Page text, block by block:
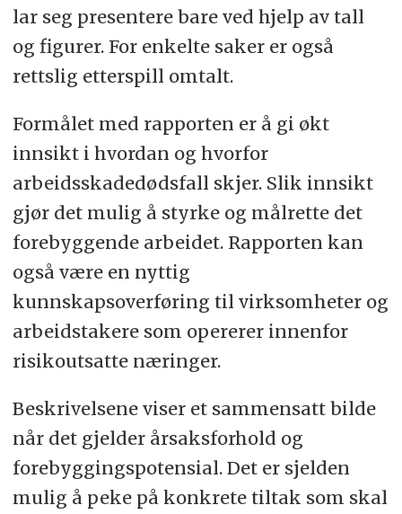
lar seg presentere bare ved hjelp av tall
og figurer. For enkelte saker er også
rettslig etterspill omtalt.
Formålet med rapporten er å gi økt
innsikt i hvordan og hvorfor
arbeidsskadedødsfall skjer. Slik innsikt
gjør det mulig å styrke og målrette det
forebyggende arbeidet. Rapporten kan
også være en nyttig
kunnskapsoverføring til virksomheter og
arbeidstakere som opererer innenfor
risikoutsatte næringer.
Beskrivelsene viser et sammensatt bilde
når det gjelder årsaksforhold og
forebyggingspotensial. Det er sjelden
mulig å peke på konkrete tiltak som skal